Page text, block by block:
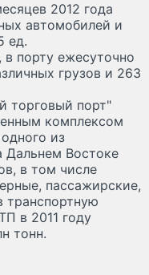
2012 года
автомобилей и
ед.
порту ежесуточно
грузов и 263
торговый порт"
комплексом
из
Дальнем Востоке
в том числе
пассажирские,
в 2011 году
тонн.